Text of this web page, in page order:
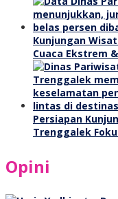
Kunjungan
Cuaca Ekstrem
Persiapan
Trenggalek
Opini